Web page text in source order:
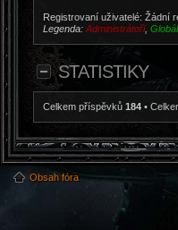
Registrovaní uživatelé: Žádní
Legenda: Administrátoři,
STATISTIKY
Celkem příspěvků 184 •
Obsah fóra